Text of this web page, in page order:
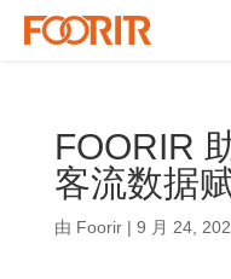
FOORIR
客流数据
由 Foorir| 9 月 24,